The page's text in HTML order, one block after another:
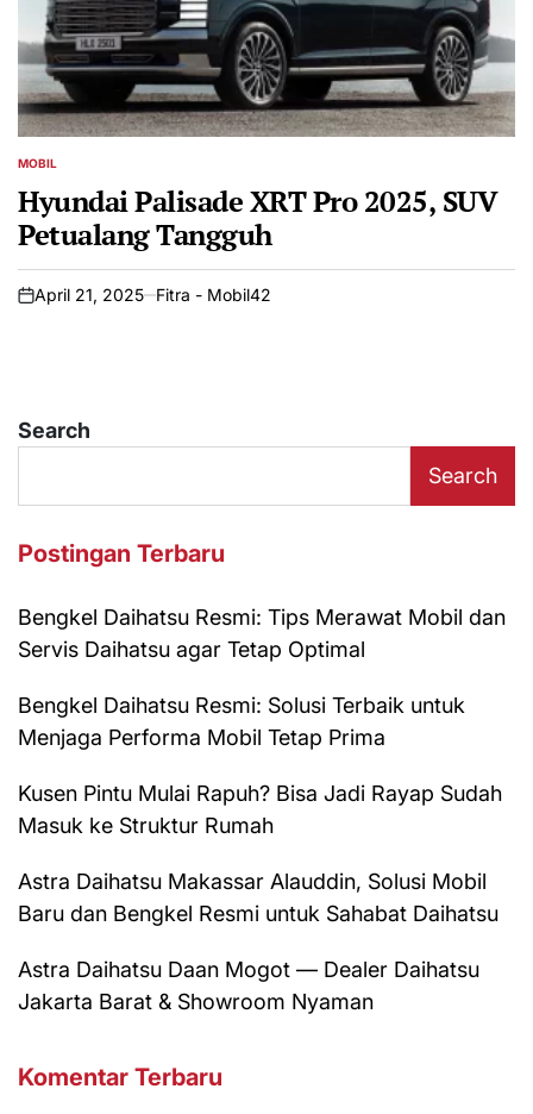
POSTED
MOBIL
Hyundai Palisade XRT Pro 2025, SUV
Petualang Tangguh
on
April 21, 2025 Fitra - Mobil42
Search
Search
Postingan Terbaru
Bengkel Daihatsu Resmi: Tips Merawat Mobil dan
Servis Daihatsu agar Tetap Optimal
Bengkel Daihatsu Resmi: Solusi Terbaik untuk
Menjaga Performa Mobil Tetap Prima
Kusen Pintu Mulai Rapuh? Bisa Jadi Rayap Sudah
Masuk ke Struktur Rumah
Astra Daihatsu Makassar Alauddin, Solusi Mobil
Baru dan Bengkel Resmi untuk Sahabat Daihatsu
Astra Daihatsu Daan Mogot — Dealer Daihatsu
Jakarta Barat & Showroom Nyaman
Komentar Terbaru